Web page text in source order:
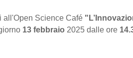
all'Open Science Café
13 febbraio 2025 dalle ore